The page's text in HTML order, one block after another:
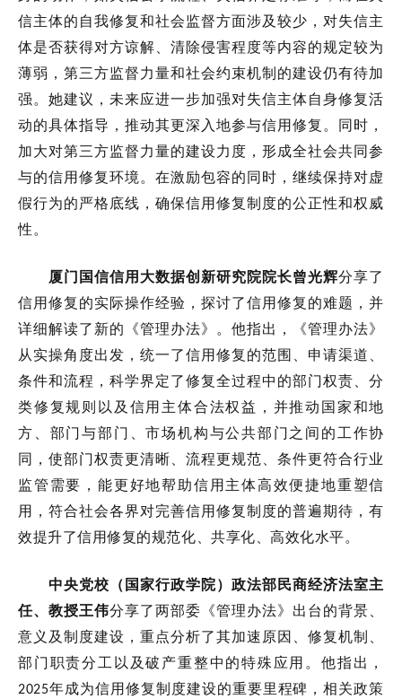
信主体的自我修复和社会监督方面涉及较少 ，对失信主
体是否获得对方谅解、清除侵害程度等内容的规定较为
薄弱 ，第三方监督力量和社会约束机制的建设仍有待加
强。她建议，未来应进一步加强对失信主体自身修复活
动的具体指导，推动其更深入地参与信用修复。
同时，
加大对第三方监督力量的建设力度，形成全社会共同参
与的信用修复环境。在激励包容的同时，继续保持对虚
假行为的严格底线，确保信用修复制度的公正性和权威
性。
厦门国信信用大数据创新研究院院长曾光辉分享了
信用修复的实际操作经验，探讨了信用修复的难题，并
详细解读了新的《管理办法》。他指出，《管理办法》
从实操角度出发，统一了信用修复的范围、申请渠道、
条件和流程，科学界定了修复全过程中的部门权责、分
类修复规则以及信用主体合法权益，并推动国家和地
方、部门与部门、市场机构与公共部门之间的工作协
同，使部门权责更清晰、流程更规范、条件更符合行业
监管需要，能更好地帮助信用主体高效便捷地重塑信
用，符合社会各界对完善信用修复制度的普遍期待，有
效提升了信用修复的规范化、共享化、高效化水平。
中央党校（国家行政学院）政法部民商经济法室主
任、教授王伟分享了两部委《管理办法》出台 的背景、
意义及制度建设，重点分析了其加速原因、修复机制、
部门职责分工以及破产重整中的特殊应用。他指出，
2025年成为信用修复制度建设的重要里程碑，相关政策